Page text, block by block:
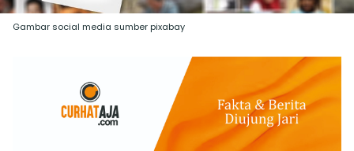
Gambar social media sumber pixabay